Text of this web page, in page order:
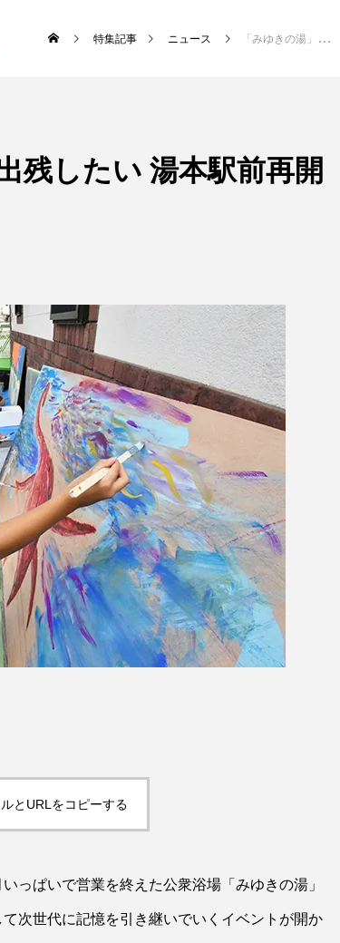
特集記事 ニュース 「みゆきの湯」の思い出残したい 湯本駅前再開発控えイベント開催
残したい 湯本駅前再開
とURLをコピーする
っぱいで営業を終えた公衆浴場「みゆきの湯」
次世代に記憶を引き継いでいくイベントが開か